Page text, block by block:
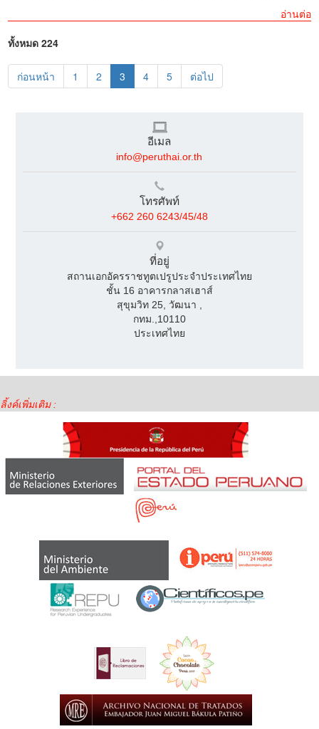
ศพัฒน์ สวัสดิ์สุขิตกุล จากสำนักวิเทศสัมพันธ์ สทอภ. เป็นผู้ต้อนรับ
ในการเยี่ยมชมครั้งนี้ ท่านทูตได้เข้าดูงานในส่วนของห้องปฏิบัติการ
ก่อสร้างสำหรับดาวเทียมธีออส-2 ที่จะส่งขึ้นอวกาศในปี 2564/2565
ห้องวิจัยนวัตกรรมภาคพื้นดิน ห้องปฏิบัติการรับสัญญาณดาวเทียม และ
เปรูและไทยมีความร่วมมือด้านเทคโนโลยีอวกาศมายาวนานกว่า 10 ปี
และกำลังยกระดับความร่วมมือขึ้นเนื่องจากทั้งสองประเทศใช้ดาวเทียม
อ่านต่อ
ทั้งหมด 224
ก่อนหน้า 1 2 3 (current)
4 5 ต่อไป
อีเมล
info@peruthai.or.th
โทรศัพท์
+662 260 6243/45/48
ที่อยู่
สถานเอกอัครราชทูตเปรูประจำประเทศไทย
ชั้น 16 อาคารกลาสเฮาส์
สุขุมวิท 25, วัฒนา ,
กทม.,10110
ประเทศไทย
ลิ้งค์เพิ่มเติม :